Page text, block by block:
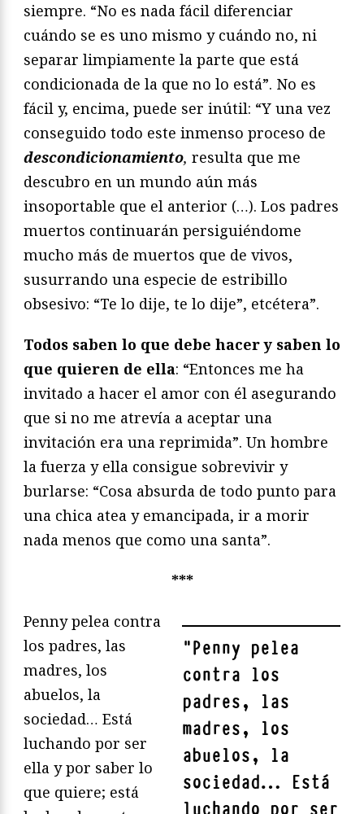
siempre. “No es nada fácil diferenciar
cuándo se es uno mismo y cuándo no, ni
separar limpiamente la parte que está
condicionada de la que no lo está”. No es
fácil y, encima, puede ser inútil: “Y una vez
conseguido todo este inmenso proceso de
descondicionamiento, resulta que me
descubro en un mundo aún más
insoportable que el anterior (…). Los padres
muertos continuarán persiguiéndome
mucho más de muertos que de vivos,
susurrando una especie de estribillo
obsesivo: “Te lo dije, te lo dije”, etcétera”.
Todos saben lo que debe hacer y saben lo
que quieren de ella: “Entonces me ha
invitado a hacer el amor con él asegurando
que si no me atrevía a aceptar una
invitación era una reprimida”. Un hombre
la fuerza y ella consigue sobrevivir y
burlarse: “Cosa absurda de todo punto para
una chica atea y emancipada, ir a morir
nada menos que como una santa”.
***
"Penny pelea
contra los
padres, las
madres, los
abuelos, la
sociedad… Está
Penny pelea contra
los padres, las
madres, los
abuelos, la
sociedad… Está
luchando por ser
ella y por saber lo
que quiere; está